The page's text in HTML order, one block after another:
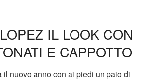
IL LOOK CON
E CAPPOTTO
il nuovo anno con ai piedi un paio di